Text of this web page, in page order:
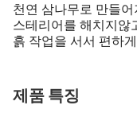
천연 삼나무로 만들
스테리어를 해치지않
흙 작업을 서서 편하
제품 특징